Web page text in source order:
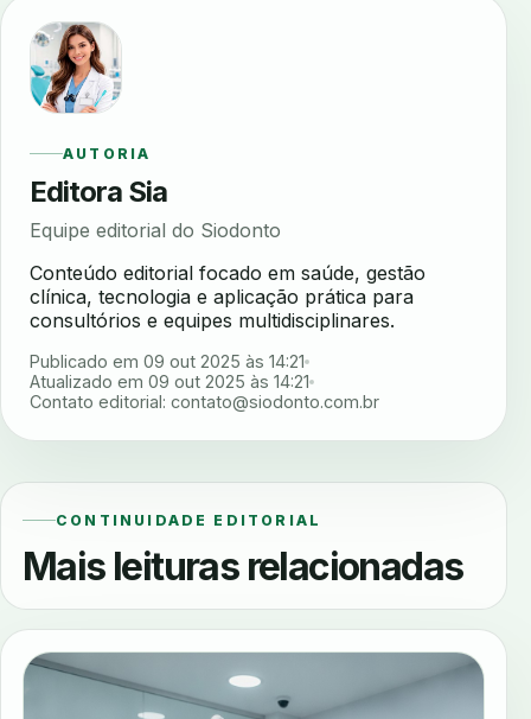
AUTORIA
Editora Sia
Equipe editorial do Siodonto
Conteúdo editorial focado em saúde, gestão
clínica, tecnologia e aplicação prática para
consultórios e equipes multidisciplinares.
Publicado em 09 out 2025 às 14:21
Atualizado em 09 out 2025 às 14:21
Contato editorial: contato@siodonto.com.br
CONTINUIDADE EDITORIAL
Mais leituras relacionadas